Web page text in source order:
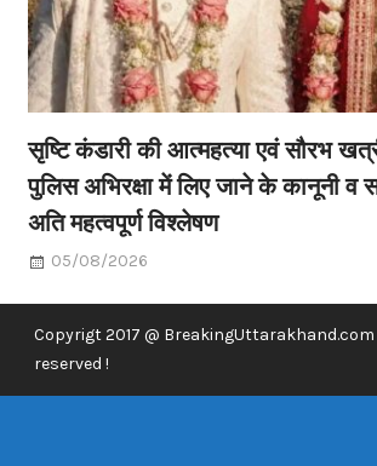
सृष्टि कंडारी की आत्महत्या एवं सौरभ
पुलिस अभिरक्षा में लिए जाने के कानूनी व
अति महत्वपूर्ण विश्लेषण
05/08/2026
Copyrigt 2017 @
reserved !